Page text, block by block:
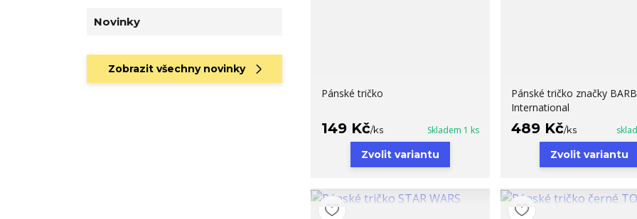
Pánské tričko
149 Kč/ks Skladem 1 ks
Zvolit variantu
Pánské tričko značky
International
489 Kč/ks
Zvolit variantu
Novinky
Zobrazit všechny novinky